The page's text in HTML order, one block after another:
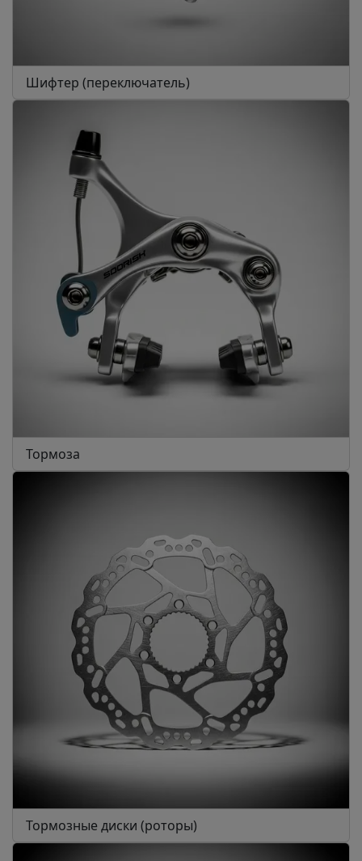
Шифтер (переключатель)
Тормоза
Тормозные диски (роторы)